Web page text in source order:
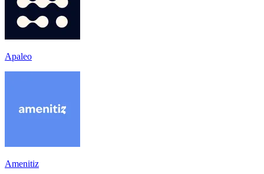
Apaleo
Amenitiz